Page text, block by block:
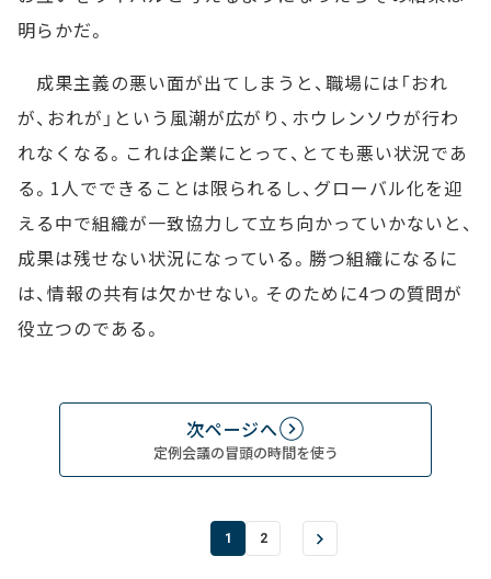
明らかだ。
成果主義の悪い面が出てしまうと、職場には「おれ
が、おれが」という風潮が広がり、ホウレンソウが行わ
れなくなる。これは企業にとって、とても悪い状況であ
る。1人でできることは限られるし、グローバル化を迎
える中で組織が一致協力して立ち向かっていかないと、
成果は残せない状況になっている。勝つ組織になるに
は、情報の共有は欠かせない。そのために4つの質問が
役立つのである。
次ページへ
定例会議の冒頭の時間を使う
1 2